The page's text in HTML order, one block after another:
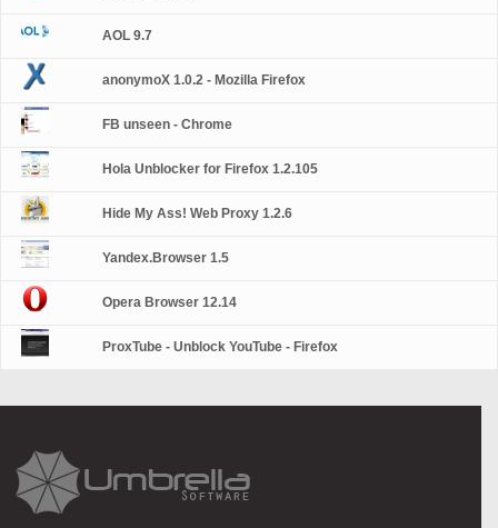
AOL 9.7
anonymoX 1.0.2 - Mozilla Firefox
FB unseen - Chrome
Hola Unblocker for Firefox 1.2.105
Hide My Ass! Web Proxy 1.2.6
Yandex.Browser 1.5
Opera Browser 12.14
ProxTube - Unblock YouTube - Firefox